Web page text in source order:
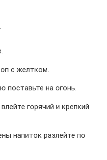
с желтком.
поставьте на огонь.
горячий и крепкий
напиток разлейте по